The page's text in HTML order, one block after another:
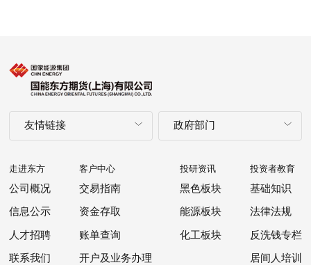
友情链接 政府部门
走进东方
公司概况
信息公示
人才招聘
联系我们
客户中心
交易指南
资金存取
账单查询
开户及业务办理
投研资讯
黑色板块
能源板块
化工板块
投资者教育
基础知识
法律法规
反洗钱专栏
居间人培训